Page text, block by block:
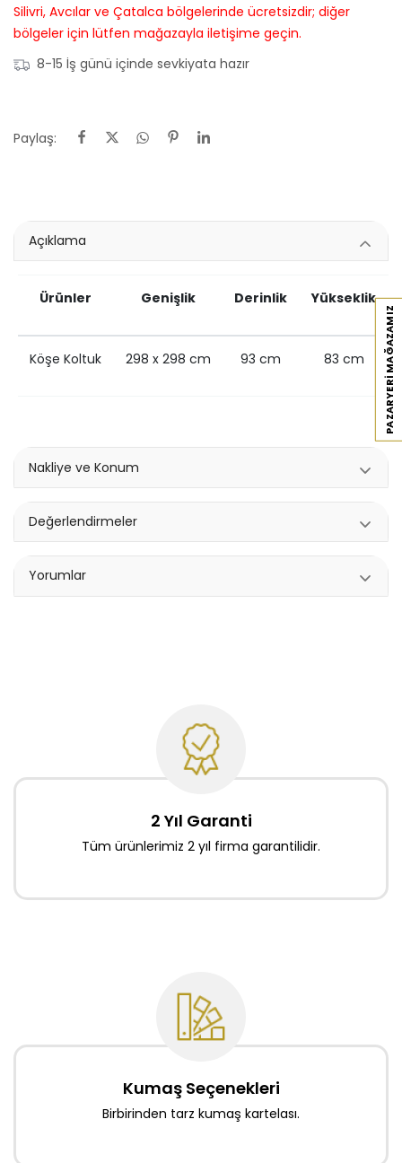
PAZARYERI MAĞAZAMIZ
Silivri, Avcılar ve Çatalca bölgelerinde ücretsizdir; diğer
bölgeler için lütfen mağazayla iletişime geçin.
8-15 İş günü içinde sevkiyata hazır
Paylaş:
Açıklama
Ürünler Genişlik Derinlik Yükseklik
Köşe Koltuk 298 x 298 cm 93 cm 83 cm
Nakliye ve Konum
Değerlendirmeler
Yorumlar
2 Yıl Garanti
Tüm ürünlerimiz 2 yıl firma garantilidir.
Kumaş Seçenekleri
Birbirinden tarz kumaş kartelası.